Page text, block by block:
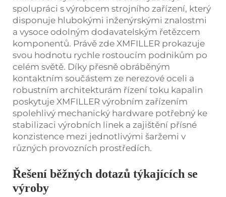
spolupráci s výrobcem strojního zařízení, který
disponuje hlubokými inženýrskými znalostmi
a vysoce odolným dodavatelským řetězcem
komponentů. Právě zde XMFILLER prokazuje
svou hodnotu rychle rostoucím podnikům po
celém světě. Díky přesně obráběným
kontaktním součástem ze nerezové oceli a
robustním architekturám řízení toku kapalin
poskytuje XMFILLER výrobním zařízením
spolehlivý mechanický hardware potřebný ke
stabilizaci výrobních linek a zajištění přísné
konzistence mezi jednotlivými šaržemi v
různých provozních prostředích.
Řešení běžných dotazů týkajících se
výroby